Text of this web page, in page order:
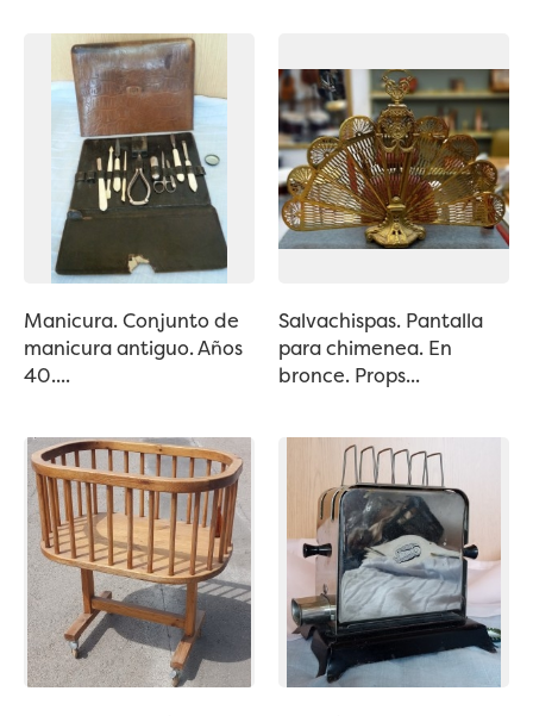
Manicura. Conjunto de
manicura antiguo. Años
40....
Salvachispas. Pantalla
para chimenea. En
bronce. Props...